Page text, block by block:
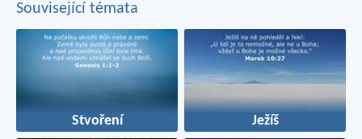
Související témata
Stvoření Ježíš